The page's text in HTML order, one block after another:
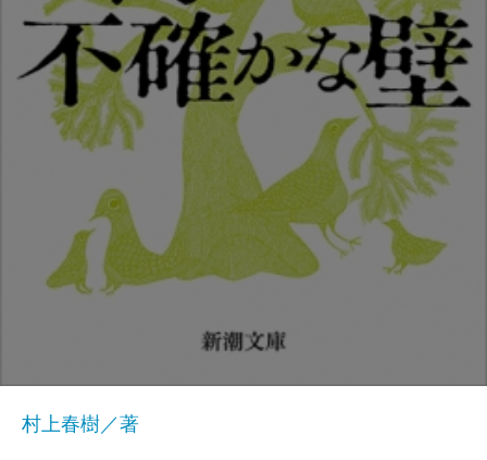
村上春樹／著